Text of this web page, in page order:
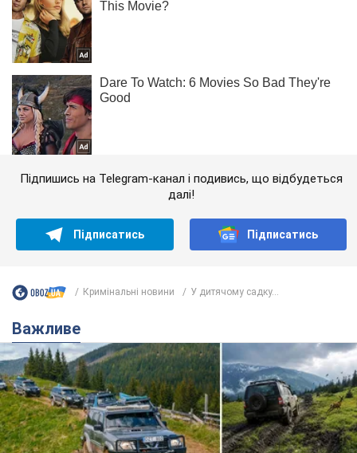
Підпишись на Telegram-канал і подивись, що відбудеться
далі!
Підписатись Підписатись
Кримінальні новини У дитячому садку...
Важливе